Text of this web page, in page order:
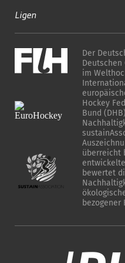
Ligen
Der
Deutschen
im
Hockey
Bund
überreicht
bewertet
bezogener